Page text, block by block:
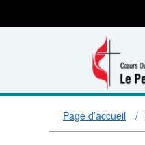
Page d’accueil